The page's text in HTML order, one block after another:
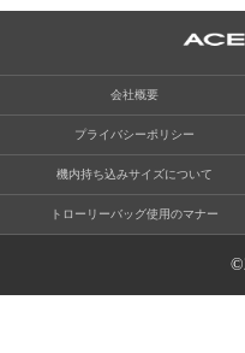
会社概要
プライバシーポリシー
機内持ち込みサイズについて
トローリーバッグ使用のマナー